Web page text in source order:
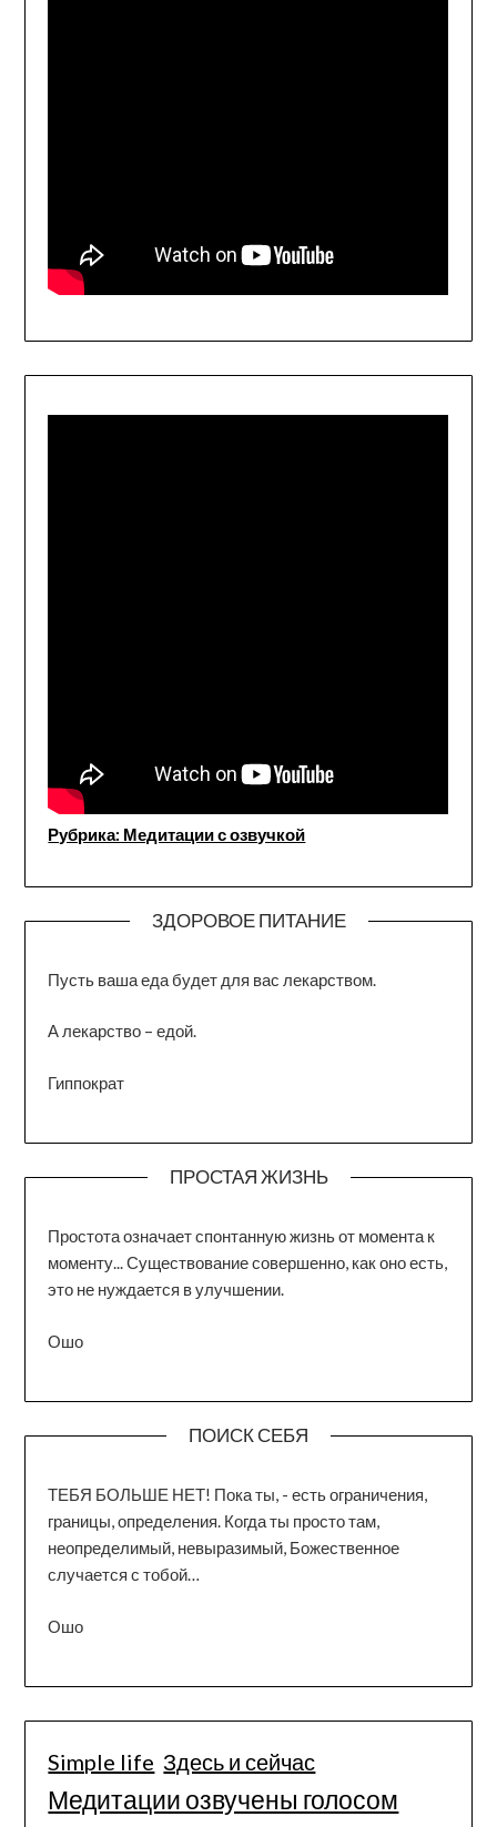
Рубрика: Медитации с озвучкой
ЗДОРОВОЕ ПИТАНИЕ
Пусть ваша еда будет для вас лекарством.
А лекарство – едой.
Гиппократ
ПРОСТАЯ ЖИЗНЬ
Простота означает спонтанную жизнь от момента к
моменту... Существование совершенно, как оно есть,
это не нуждается в улучшении.
Ошо
ПОИСК СЕБЯ
ТЕБЯ БОЛЬШЕ НЕТ! Пока ты, - есть ограничения,
границы, определения. Когда ты просто там,
неопределимый, невыразимый, Божественное
случается с тобой…
Ошо
Simple life Здесь и сейчас
Медитации озвучены голосом